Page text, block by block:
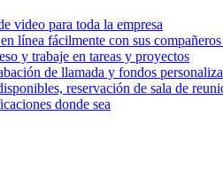
video para toda la empresa
línea fácilmente con sus
y trabaje en tareas y proyectos
de llamada y fondos
reservación de sala de
donde sea